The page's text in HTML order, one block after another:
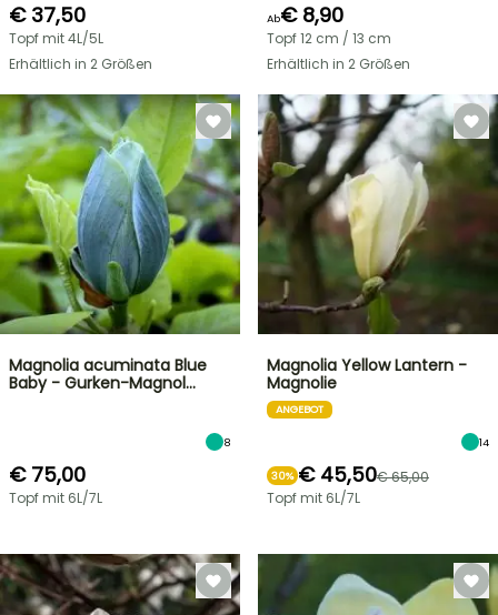
€ 37,50
Topf mit 4L/5L
Erhältlich in 2 Größen
Ab€ 8,90
Topf 12 cm / 13 cm
Erhältlich in 2 Größen
Magnolia acuminata Blue
Baby - Gurken-Magnol…
8
€ 75,00
Topf mit 6L/7L
Magnolia Yellow Lantern -
Magnolie
ANGEBOT
14
30% € 45,50€ 65,00
Topf mit 6L/7L